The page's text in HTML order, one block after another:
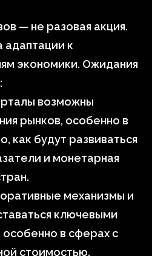
— не разовая акция.
адаптации к
экономики. Ожидания
возможны
рынков, особенно в
как будут развиваться
и монетарная
механизмы и
ключевыми
в сферах с
стоимостью.